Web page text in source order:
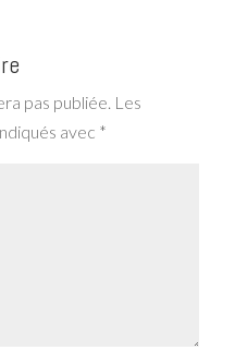
pas publiée. Les
avec *